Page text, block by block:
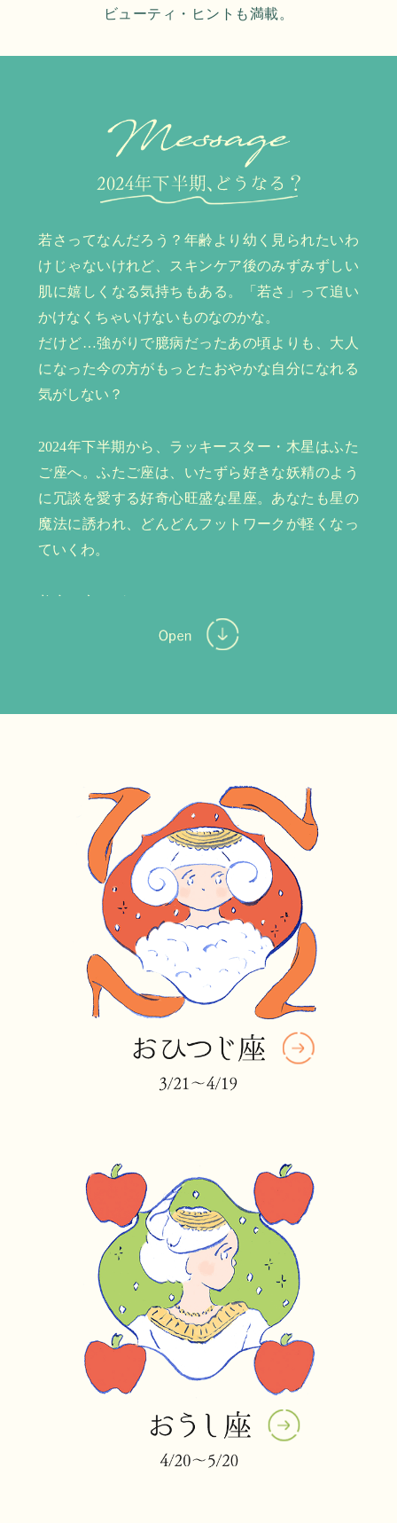
ビューティ・ヒントも満載。
若さってなんだろう？年齢より幼く見られたいわ
けじゃないけれど、スキンケア後のみずみずしい
肌に嬉しくなる気持ちもある。「若さ」って追い
かけなくちゃいけないものなのかな。
だけど…強がりで臆病だったあの頃よりも、大人
になった今の方がもっとたおやかな自分になれる
気がしない？
2024年下半期から、ラッキースター・木星はふた
ご座へ。ふたご座は、いたずら好きな妖精のよう
に冗談を愛する好奇心旺盛な星座。あなたも星の
魔法に誘われ、どんどんフットワークが軽くなっ
ていくわ。
眉サロンに最新美容医療と、「そういうのは若い
人のためのものだから…」なんて遠巻きにしてい
ただ、この木星は10月から来年2月にかけて迷走を
始めるわ。今期後半から言葉の行き違いやゴシッ
プに悩まされることも。そんな時は「自分の肌感
覚」に耳を澄まして。実際の体験で得た手応え
が、道標となって軌道修正できるからね。
それから11月20日、欲望の星・冥王星が星座を移
動するわ。前回の移動完了が2009年だから、15年
ぶりのこと。そんな大移動のため、10月末頃から
世間は緊張ムードに。これまでの過ちは改め、次
の時代へ飛び込む覚悟を。
のこの1年の頑張りを祝福してくれるわ。
若さって…「今の自分を諦めないこと」かもしれ
ないわね。あんなこともできる、こんな未来もあ
るかもしれない。
そう、だから好奇心を、押さえつけなくていい。
胸高鳴るその時に、あなたの横顔はピカピカと輝
この満月は、どんどんフレッシュになるあなたを
応援してくれるよ。